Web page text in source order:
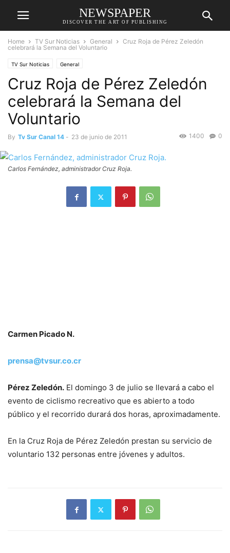
NEWSPAPER
DISCOVER THE ART OF PUBLISHING
Home TV Sur Noticias General
Cruz Roja de Pérez Zeledón
celebrará la Semana del Voluntario
TV Sur Noticias General
Cruz Roja de Pérez Zeledón
celebrará la Semana del
Voluntario
By Tv Sur Canal 14 - 23 de junio de 2011 0
1400
Carlos Fernández, administrador Cruz Roja.
Carmen Picado N.
prensa@tvsur.co.cr
Pérez Zeledón. El domingo 3 de julio se llevará a cabo el
evento de ciclismo recreativo que es abierto a todo
público y el recorrido durará dos horas, aproximadamente.
En la Cruz Roja de Pérez Zeledón prestan su servicio de
voluntario 132 personas entre jóvenes y adultos.